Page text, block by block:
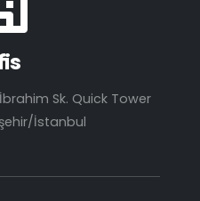
Sk. Quick Tower
İstanbul